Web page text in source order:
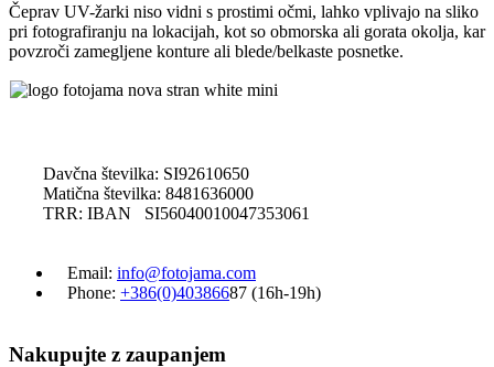
Čeprav UV-žarki niso vidni s prostimi očmi, lahko vplivajo na sliko
pri fotografiranju na lokacijah, kot so obmorska ali gorata okolja, kar
povzroči zamegljene konture ali blede/belkaste posnetke.
Davčna številka: SI92610650
Matična številka: 8481636000
TRR: IBAN SI56040010047353061
Email: info@fotojama.com
Phone: +386(0)40386687 (16h-19h)
Nakupujte z zaupanjem